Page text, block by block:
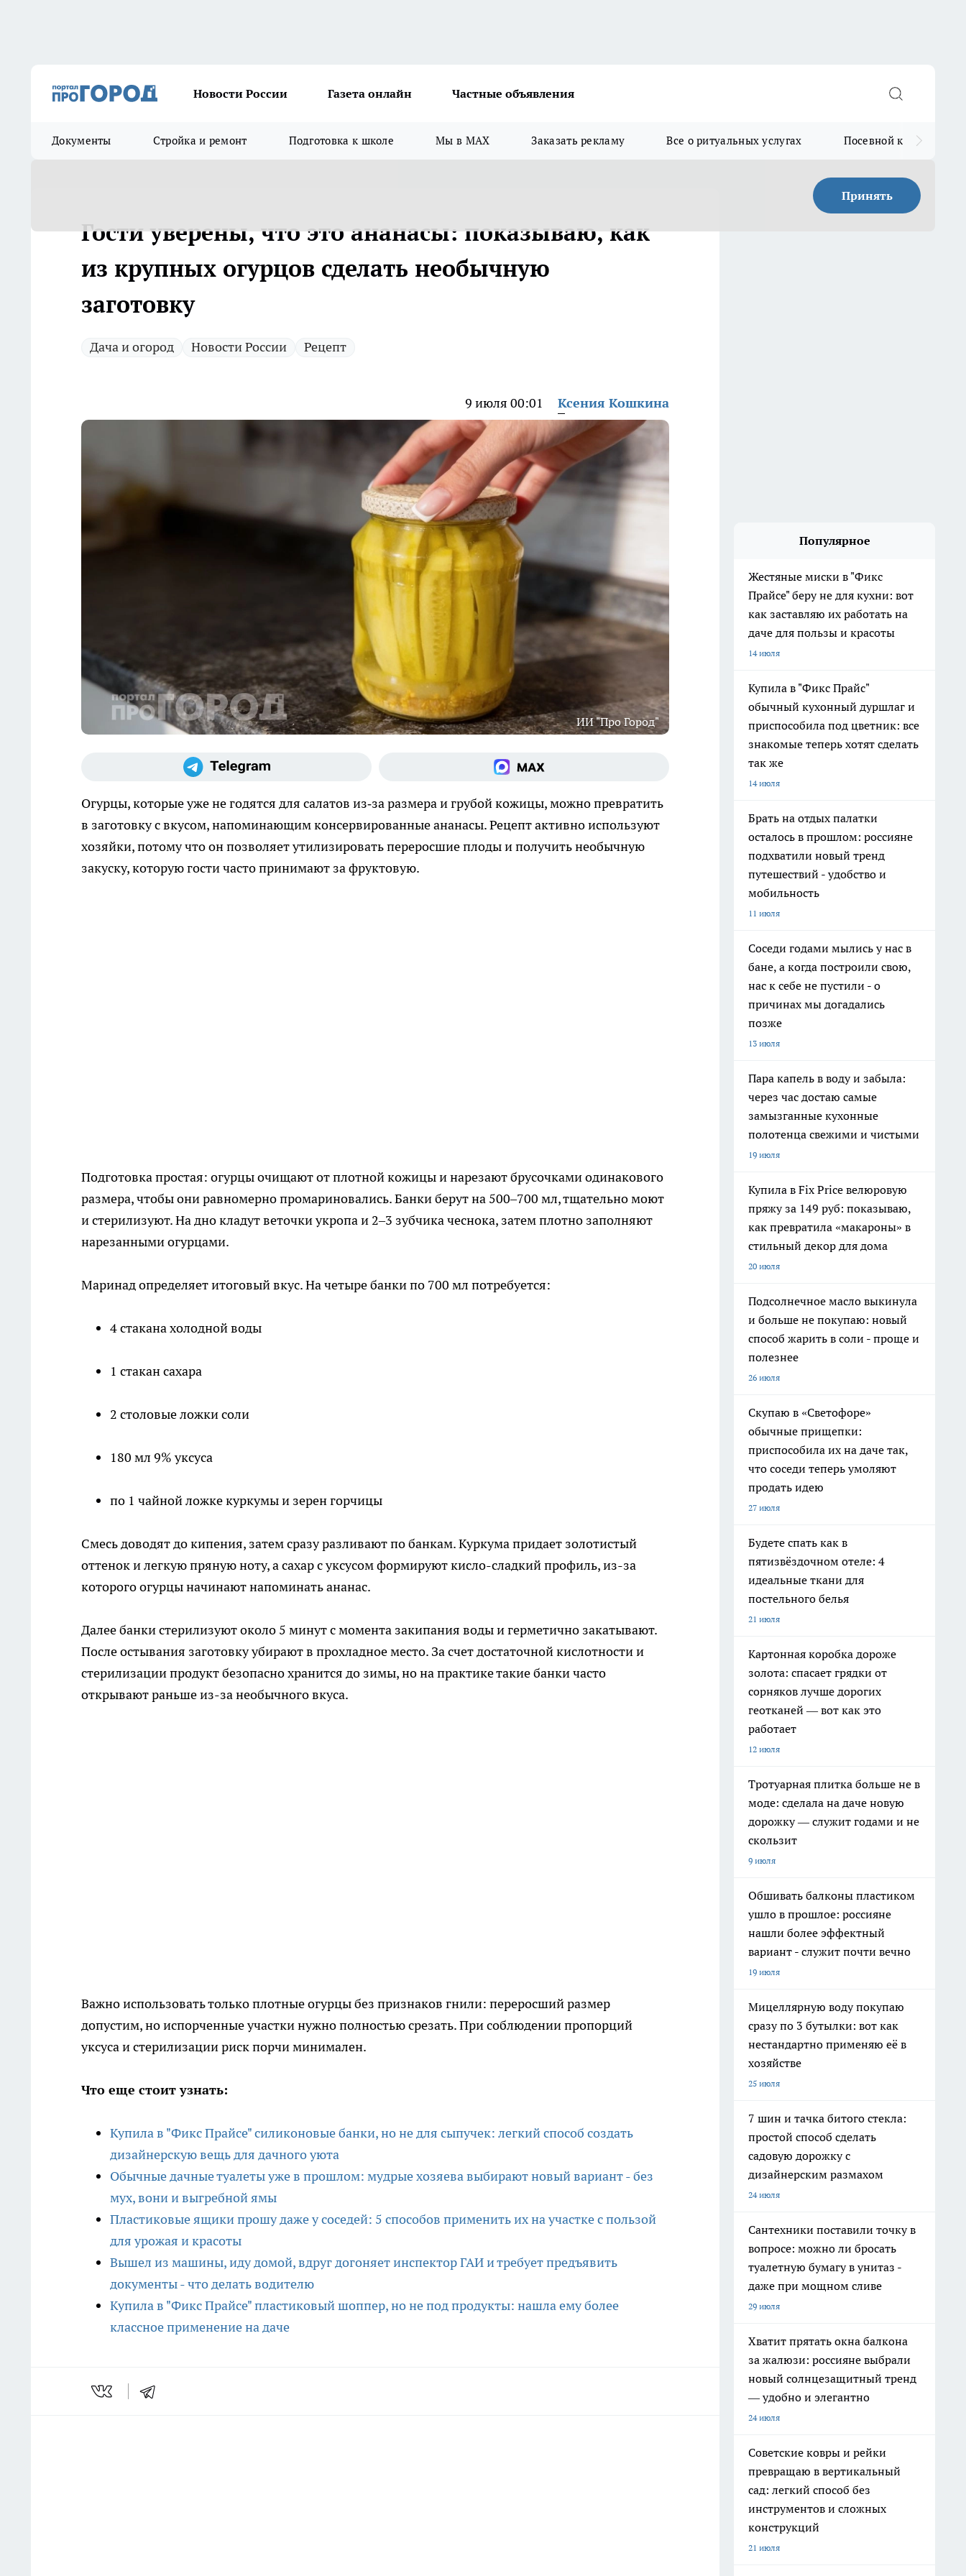
Новости России Газета онлайн Частные объявления
Документы Стройка и ремонт Подготовка к школе Мы в MAX Заказать рекламу Все о ритуальных услугах Посевной календарь
Принять
Гости уверены, что это ананасы: показываю, как
из крупных огурцов сделать необычную
заготовку
Дача и огород Новости России Рецепт
9 июля 00:01 Ксения Кошкина
ИИ "Про Город"
Огурцы, которые уже не годятся для салатов из‑за размера и грубой кожицы, можно превратить
в заготовку с вкусом, напоминающим консервированные ананасы. Рецепт активно используют
хозяйки, потому что он позволяет утилизировать переросшие плоды и получить необычную
закуску, которую гости часто принимают за фруктовую.
Подготовка простая: огурцы очищают от плотной кожицы и нарезают брусочками одинакового
размера, чтобы они равномерно промариновались. Банки берут на 500–700 мл, тщательно моют
и стерилизуют. На дно кладут веточки укропа и 2–3 зубчика чеснока, затем плотно заполняют
нарезанными огурцами.
Маринад определяет итоговый вкус. На четыре банки по 700 мл потребуется:
4 стакана холодной воды
1 стакан сахара
2 столовые ложки соли
180 мл 9% уксуса
по 1 чайной ложке куркумы и зерен горчицы
Смесь доводят до кипения, затем сразу разливают по банкам. Куркума придает золотистый
оттенок и легкую пряную ноту, а сахар с уксусом формируют кисло-сладкий профиль, из-за
которого огурцы начинают напоминать ананас.
Далее банки стерилизуют около 5 минут с момента закипания воды и герметично закатывают.
После остывания заготовку убирают в прохладное место. За счет достаточной кислотности и
стерилизации продукт безопасно хранится до зимы, но на практике такие банки часто
открывают раньше из-за необычного вкуса.
Важно использовать только плотные огурцы без признаков гнили: переросший размер
допустим, но испорченные участки нужно полностью срезать. При соблюдении пропорций
уксуса и стерилизации риск порчи минимален.
Что еще стоит узнать:
Купила в "Фикс Прайсе" силиконовые банки, но не для сыпучек: легкий способ создать
дизайнерскую вещь для дачного уюта
Обычные дачные туалеты уже в прошлом: мудрые хозяева выбирают новый вариант - без
мух, вони и выгребной ямы
Пластиковые ящики прошу даже у соседей: 5 способов применить их на участке с пользой
для урожая и красоты
Вышел из машины, иду домой, вдруг догоняет инспектор ГАИ и требует предъявить
документы - что делать водителю
Купила в "Фикс Прайсе" пластиковый шоппер, но не под продукты: нашла ему более
классное применение на даче
Популярное
Жестяные миски в "Фикс
Прайсе" беру не для кухни: вот
как заставляю их работать на
даче для пользы и красоты
14 июля
Купила в "Фикс Прайс"
обычный кухонный дуршлаг и
приспособила под цветник: все
знакомые теперь хотят сделать
так же
14 июля
Брать на отдых палатки
осталось в прошлом: россияне
подхватили новый тренд
путешествий - удобство и
мобильность
11 июля
Соседи годами мылись у нас в
бане, а когда построили свою,
нас к себе не пустили - о
причинах мы догадались
позже
13 июля
Пара капель в воду и забыла:
через час достаю самые
замызганные кухонные
полотенца свежими и чистыми
19 июля
Купила в Fix Price велюровую
пряжу за 149 руб: показываю,
как превратила «макароны» в
стильный декор для дома
20 июля
Подсолнечное масло выкинула
и больше не покупаю: новый
способ жарить в соли - проще и
полезнее
26 июля
Скупаю в «Светофоре»
обычные прищепки:
приспособила их на даче так,
что соседи теперь умоляют
продать идею
27 июля
Будете спать как в
пятизвёздочном отеле: 4
идеальные ткани для
постельного белья
21 июля
Картонная коробка дороже
золота: спасает грядки от
сорняков лучше дорогих
геотканей — вот как это
работает
12 июля
Тротуарная плитка больше не в
моде: сделала на даче новую
дорожку — служит годами и не
скользит
9 июля
Обшивать балконы пластиком
ушло в прошлое: россияне
нашли более эффектный
вариант - служит почти вечно
19 июля
Мицеллярную воду покупаю
сразу по 3 бутылки: вот как
нестандартно применяю её в
хозяйстве
25 июля
7 шин и тачка битого стекла:
простой способ сделать
садовую дорожку с
дизайнерским размахом
24 июля
Сантехники поставили точку в
вопросе: можно ли бросать
туалетную бумагу в унитаз -
даже при мощном сливе
29 июля
Хватит прятать окна балкона
за жалюзи: россияне выбрали
новый солнцезащитный тренд
— удобно и элегантно
24 июля
Советские ковры и рейки
превращаю в вертикальный
сад: легкий способ без
инструментов и сложных
конструкций
21 июля